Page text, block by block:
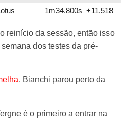
1m34.800s +11.518
reinício da sessão, então isso
dos testes da pré-
. Bianchi parou perto da
é o primeiro a entrar na